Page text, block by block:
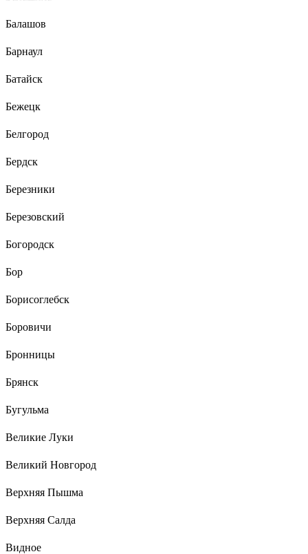
Балашов
Барнаул
Батайск
Бежецк
Белгород
Бердск
Березники
Березовский
Богородск
Бор
Борисоглебск
Боровичи
Бронницы
Брянск
Бугульма
Великие Луки
Великий Новгород
Верхняя Пышма
Верхняя Салда
Видное